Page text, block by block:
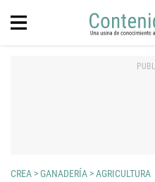
CREA >GANADERÍA >AGRICULTURA